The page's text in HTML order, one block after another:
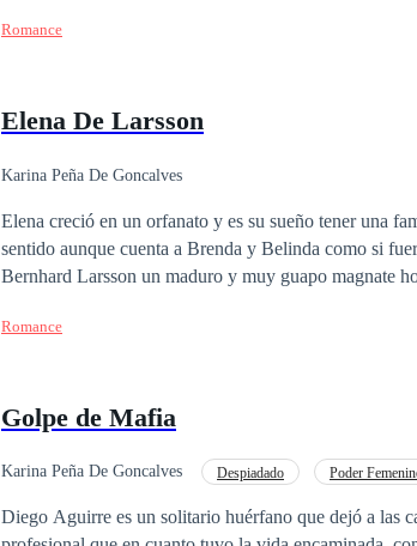
que morirá y a Odele se le rompe el corazón una vez más. Más tarde, Odele despierta en un basurero
hicieron.
Romance
Elena De Larsson
Karina Peña De Goncalves
Elena creció en un orfanato y es su sueño tener una
sentido aunque cuenta a Brenda y Belinda como si
Bernhard Larsson un maduro y muy guapo magnate
apuesto arquitecto y ella no podrá resistirse a
Romance
Golpe de Mafia
Karina Peña De Goncalves Despiadado Poder
Diego Aguirre es un solitario huérfano que dejó a las